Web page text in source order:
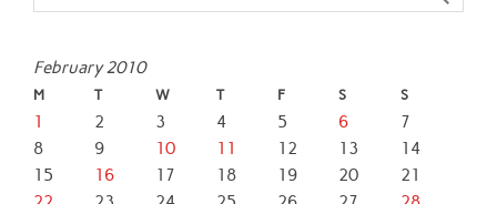
February 2010
M T W T F S S
1 2 3 4 5 6
7
8
9 10 11 12 13
14
15
16 17 18 19 20
21